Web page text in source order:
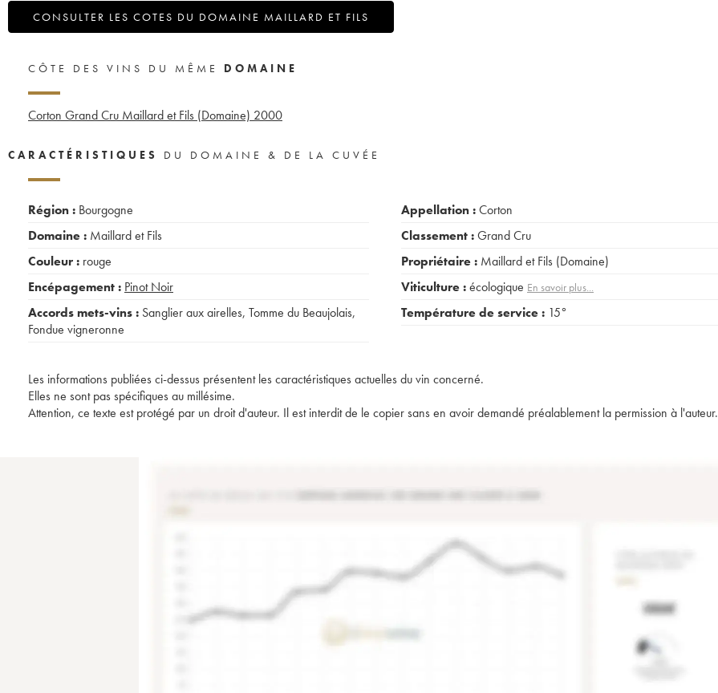
CONSULTER LES COTES DU DOMAINE MAILLARD ET FILS
CÔTE DES VINS DU MÊME DOMAINE
Corton Grand Cru Maillard et Fils (Domaine) 2000
CARACTÉRISTIQUES DU DOMAINE & DE LA CUVÉE
Région : Bourgogne
Domaine : Maillard et Fils
Couleur : rouge
Encépagement : Pinot Noir
Accords mets-vins : Sanglier aux airelles, Tomme du Beaujolais,
Fondue vigneronne
Appellation :Corton
Classement :Grand Cru
Propriétaire : Maillard et Fils (Domaine)
Viticulture :écologique En savoir plus...
Température de service : 15°
Les informations publiées ci-dessus présentent les caractéristiques actuelles du vin concerné.
Elles ne sont pas spécifiques au millésime.
Attention, ce texte est protégé par un droit d'auteur. Il est interdit de le copier sans en avoir demandé préalablement la permission à l'auteur.